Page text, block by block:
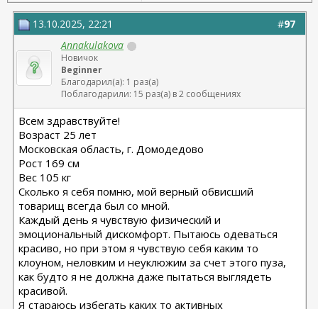
#97
13.10.2025, 22:21
Annakulakova
Новичок
Beginner
Благодарил(а): 1 раз(а)
Поблагодарили: 15 раз(а) в 2 сообщениях
Всем здравствуйте!
Возраст 25 лет
Московская область, г. Домодедово
Рост 169 см
Вес 105 кг
Сколько я себя помню, мой верный обвисший
товарищ всегда был со мной.
Каждый день я чувствую физический и
эмоциональный дискомфорт. Пытаюсь одеваться
красиво, но при этом я чувствую себя каким то
клоуном, неловким и неуклюжим за счет этого пуза,
как будто я не должна даже пытаться выглядеть
красивой.
Я стараюсь избегать каких то активных